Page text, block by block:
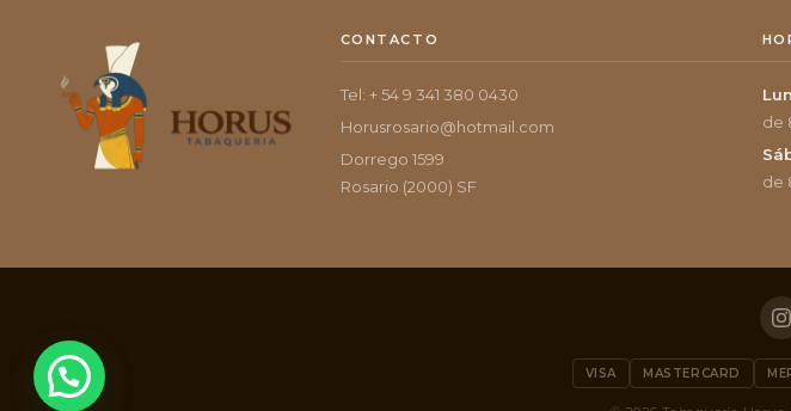
CONTACTO
Tel: + 54 9 341 380 0430
Horusrosario@hotmail.com
Dorrego 1599
Rosario (2000) SF
de
de
VISA MASTERCARD